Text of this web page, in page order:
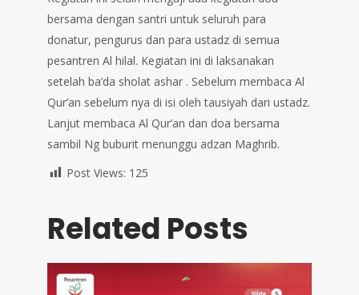
bersama dengan santri untuk seluruh para
donatur, pengurus dan para ustadz di semua
pesantren Al hilal. Kegiatan ini di laksanakan
setelah ba’da sholat ashar . Sebelum membaca Al
Qur’an sebelum nya di isi oleh tausiyah dari ustadz.
Lanjut membaca Al Qur’an dan doa bersama
sambil Ng buburit menunggu adzan Maghrib.
Post Views: 125
Related Posts